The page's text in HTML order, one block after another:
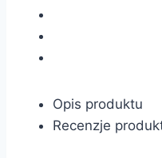
Opis produktu
Recenzje